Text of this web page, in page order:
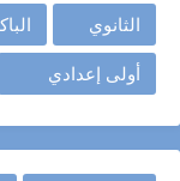
الثانوي
أولى إعدادي